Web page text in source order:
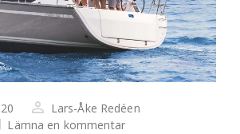
Lars-Åke Redéen
Lämna en kommentar